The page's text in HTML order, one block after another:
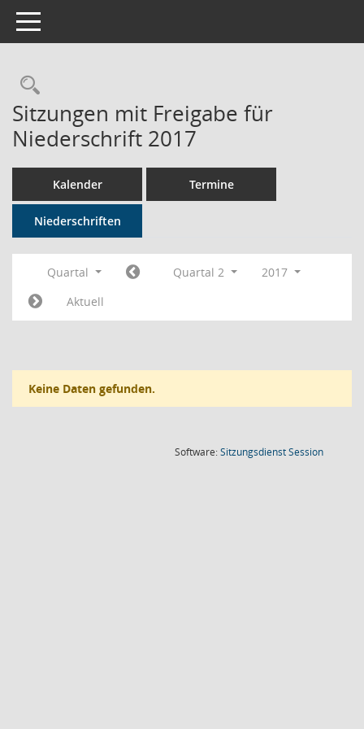
Toggle navigation
Rechercheauswahl
Sitzungen mit Freigabe für
Niederschrift 2017
Kalender Termine
Niederschriften
Quartal Quartal 2
2017
Aktuell
Keine Daten gefunden.
Software:SitzungsdienstSession(Wird in